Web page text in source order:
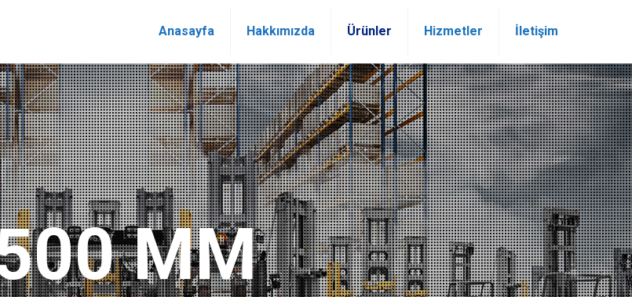
Anasayfa Hakkımızda Ürünler Hizmetler İletişim
MM